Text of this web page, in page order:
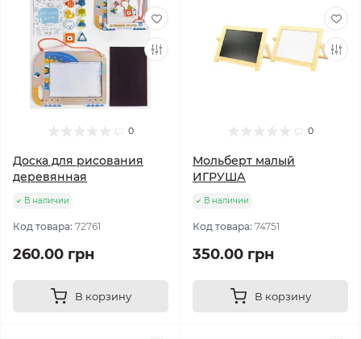
0
Доска для рисования
деревянная
В наличии
Код товара: 72761
260.00 грн
В корзину
0
Мольберт малый
ИГРУША
В наличии
Код товара: 74751
350.00 грн
В корзину